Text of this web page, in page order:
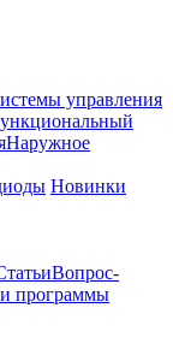
управления
Наружное
Новинки
Вопрос-
программы